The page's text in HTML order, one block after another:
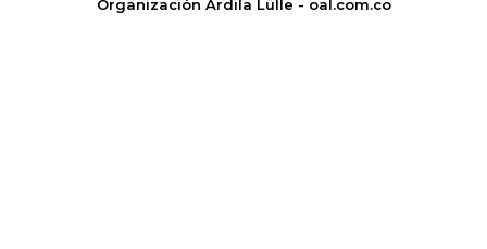
Organización Ardila Lülle - oal.com.co